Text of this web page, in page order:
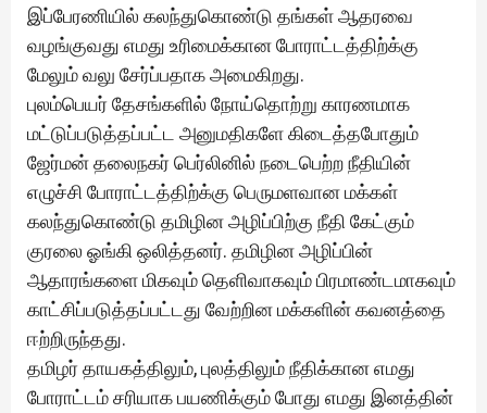
இப்பேரணியில் கலந்துகொண்டு தங்கள் ஆதரவை
வழங்குவது எமது உரிமைக்கான போராட்டத்திற்க்கு
மேலும் வலு சேர்ப்பதாக அமைகிறது.
புலம்பெயர் தேசங்களில் நோய்தொற்று காரணமாக
மட்டுப்படுத்தப்பட்ட அனுமதிகளே கிடைத்தபோதும்
ஜேர்மன் தலைநகர் பெர்லினில் நடைபெற்ற நீதியின்
எழுச்சி போராட்டத்திற்க்கு பெருமளவான மக்கள்
கலந்துகொண்டு தமிழின அழிப்பிற்கு நீதி கேட்கும்
குரலை ஓங்கி ஒலித்தனர். தமிழின அழிப்பின்
ஆதாரங்களை மிகவும் தெளிவாகவும் பிரமாண்டமாகவும்
காட்சிப்படுத்தப்பட்டது வேற்றின மக்களின் கவனத்தை
ஈற்றிருந்தது.
தமிழர் தாயகத்திலும், புலத்திலும் நீதிக்கான எமது
போராட்டம் சரியாக பயணிக்கும் போது எமது இனத்தின்